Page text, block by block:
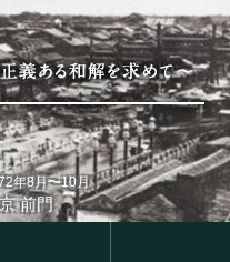
年8月〜10月
前門